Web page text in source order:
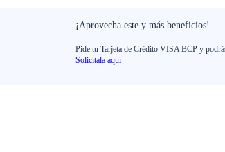
¡Aprovecha este y más beneficios!
Pide tu Tarjeta de Crédito VISA BCP y
Solicítala aquí